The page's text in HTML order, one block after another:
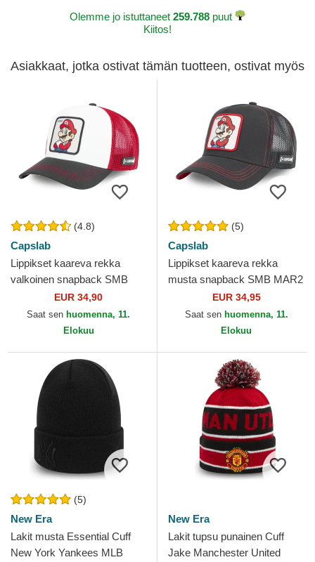
Olemme jo istuttaneet 259.788 puut
Kiitos!
Asiakkaat, jotka ostivat tämän tuotteen, ostivat myös
(4.8)
Capslab
Lippikset kaareva rekka
valkoinen snapback SMB
MAR Bros. Mario Super
Mario Bros. Capslab
EUR 34,90
Saat sen huomenna, 11.
Elokuu
(5)
Capslab
Lippikset kaareva rekka
musta snapback SMB MAR2
Bros. Mario Super Mario
Bros. Capslab
EUR 34,95
Saat sen huomenna, 11.
Elokuu
(5)
New Era
Lakit musta Essential Cuff
New York Yankees MLB
New Era
Lakit tupsu punainen Cuff
Jake Manchester United